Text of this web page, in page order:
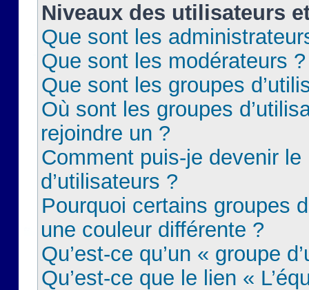
Niveaux des utilisateurs
Que sont les
Que sont les modérateurs ?
Que sont les groupes
Où sont les groupes
rejoindre un ?
Comment puis-je devenir le
d’utilisateurs ?
Pourquoi certains groupes
une couleur différente ?
Qu’est-ce qu’un « groupe
Qu’est-ce que le lien «